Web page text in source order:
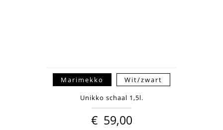
Marimekko Wit/zwart
Unikko schaal 1,5l.
€ 59,00